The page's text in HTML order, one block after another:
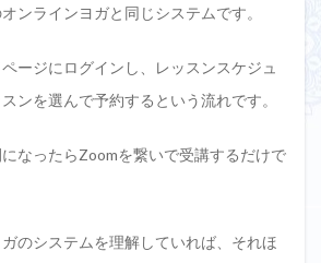
ンラインヨガと同じシステムです。
ージにログインし、レッスンスケジュ
ンを選んで予約するという流れです。
なったらZoomを繋いで受講するだけで
のシステムを理解していれば、それほ